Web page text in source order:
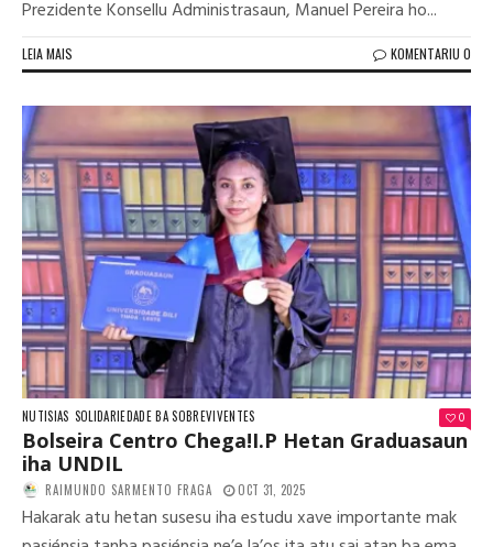
Prezidente Konsellu Administrasaun, Manuel Pereira ho...
LEIA MAIS KOMENTARIU 0
NUTISIAS SOLIDARIEDADE BA SOBREVIVENTES 0
Bolseira Centro Chega!I.P Hetan Graduasaun
iha UNDIL
RAIMUNDO SARMENTO FRAGA OCT 31, 2025
Hakarak atu hetan susesu iha estudu xave importante mak